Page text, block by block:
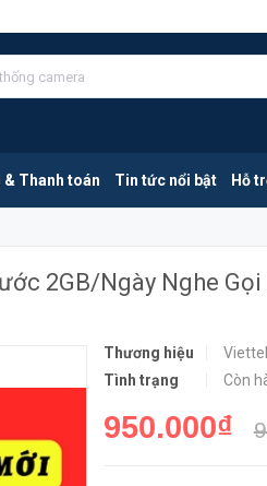
& Thanh toán Tin tức nổi bật Hỗ
2GB/Ngày Nghe
Thương hiệu
Viettel
Tình trạng
Còn
950.000₫